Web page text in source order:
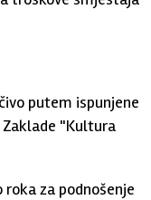
putem ispunjene
"Kultura
za podnošenje